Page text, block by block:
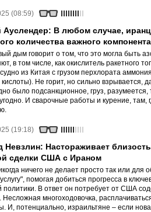
(08:59)
Ауслендер: В любом случае,
количества важного компонента
дым говорит о том, что это могла быть
в том числе, как окислитель ракетного
из Китая с грузом перхлората
Не горит, но сильно взрывается,
было подсанкционное, груз,
И сварочные работы и курение, там,
(19:18)
Невзлин: Настораживает
сделки США с Ираном
ничего не делает просто так или для
помогая добиться прогресса в
В ответ он потребует от США
Несложная многоходовочка,
И, потенциально, израильтяне – если